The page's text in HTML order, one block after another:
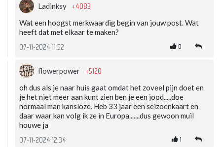
Ladinksy +4083
Wat een hoogst merkwaardig begin van jouw post. Wat
heeft dat met elkaar te maken?
07-11-2024 11:52 0
flowerpower +5120
oh dus als je naar huis gaat omdat het zoveel pijn doet en
je het niet meer aan kunt zien ben je een jood.....doe
normaal man kansloze. Heb 33 jaar een seizoenkaart en
daar waar kan volg ik ze in Europa.......dus gewoon muil
houwe ja
07-11-2024 12:34 1